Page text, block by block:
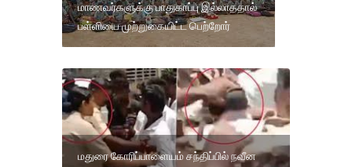
மாணவர்களுக்கு பாதுகாப்பு இல்லாததால்
பள்ளியை முற்றுகையிட்ட பெற்றோர்
மதுரை கோரிப்பாளையம் சந்திப்பில் நவீன